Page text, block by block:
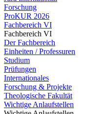
Forschung
ProKUR 2026
Fachbereich VI
Fachbereich VI
Der Fachbereich
Einheiten / Professuren
Studium
Prüfungen
Internationales
Forschung & Projekte
Theologische Fakultät
Wichtige Anlaufstellen